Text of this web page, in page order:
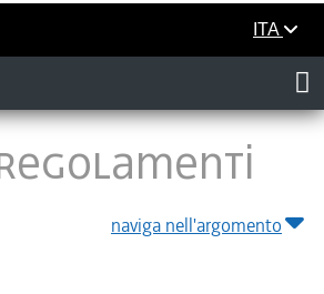
ITA
naviga nell'argomento